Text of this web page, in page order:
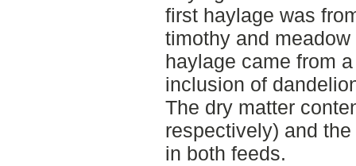
first haylage was
timothy and
haylage came from
inclusion of
The dry matter
respectively) and
in both feeds.